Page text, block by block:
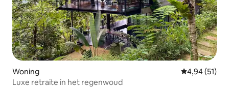
Woning Gemiddelde
4,94 (51)
Luxe retraite in het regenwoud